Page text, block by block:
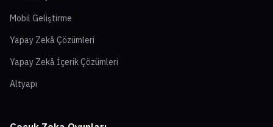
Mobil Geliştirme
Yapay Zekâ Çözümleri
Yapay Zekâ İçerik Çözümleri
Altyapı